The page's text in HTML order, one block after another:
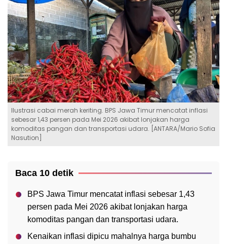
Ilustrasi cabai merah keriting. BPS Jawa Timur mencatat inflasi
sebesar 1,43 persen pada Mei 2026 akibat lonjakan harga
komoditas pangan dan transportasi udara. [ANTARA/Mario Sofia
Nasution]
Baca 10 detik
BPS Jawa Timur mencatat inflasi sebesar 1,43
persen pada Mei 2026 akibat lonjakan harga
komoditas pangan dan transportasi udara.
Kenaikan inflasi dipicu mahalnya harga bumbu